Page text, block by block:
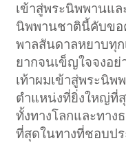
เข้าสู่พระนิพพานแ
นิพพานชาตินี้คับขอ
พาลสันดาลหยาบทุ
ยากจนเข็ญใจจงอ
เท้าผมเข้าสู่พระนิ
ตำแหน่งที่ยิ่งใหญ่ที่
ทั้งทางโลกและทาง
ที่สุดในทางที่ชอบป